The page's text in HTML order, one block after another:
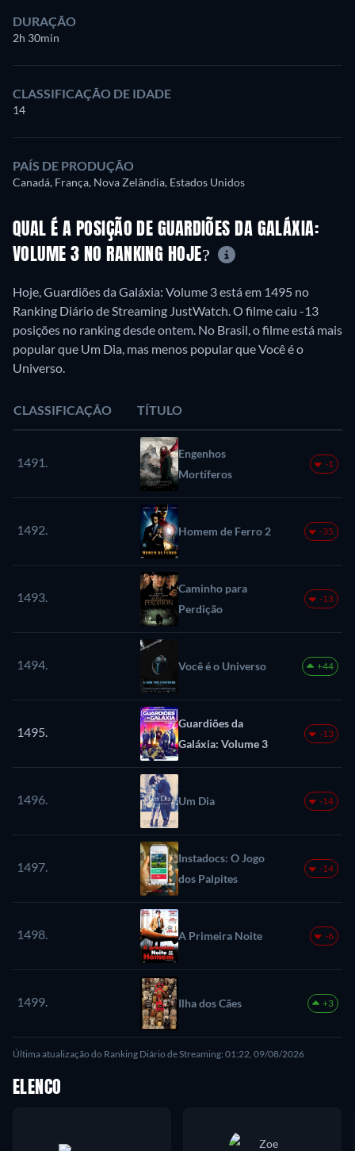
DURAÇÃO
2h 30min
CLASSIFICAÇÃO DE IDADE
14
PAÍS DE PRODUÇÃO
Canadá, França, Nova Zelândia, Estados Unidos
QUAL É A POSIÇÃO DE GUARDIÕES DA GALÁXIA:
VOLUME 3 NO RANKING HOJE?
Hoje, Guardiões da Galáxia: Volume 3 está em 1495 no
Ranking Diário de Streaming JustWatch. O filme caiu -13
posições no ranking desde ontem. No Brasil, o filme está mais
popular que Um Dia, mas menos popular que Você é o
Universo.
CLASSIFICAÇÃO TÍTULO
1491.
Engenhos
Mortíferos
-1
1492. Homem de Ferro 2 -35
1493.
Caminho para
Perdição
-13
1494. Você é o Universo +44
1495.
Guardiões da
Galáxia: Volume 3
-13
1496. Um Dia -14
1497.
Instadocs: O Jogo
dos Palpites
-14
1498. A Primeira Noite -6
1499. Ilha dos Cães +3
Última atualização do Ranking Diário de Streaming: 01:22, 09/08/2026
ELENCO